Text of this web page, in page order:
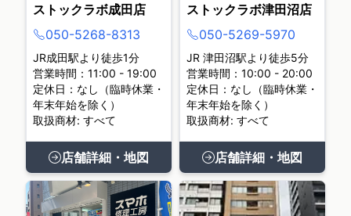
ストックラボ成田店
050-5268-8313
JR成田駅より徒歩1分
営業時間：11:00 - 19:00
定休日：なし（臨時休業・
年末年始を除く）
取扱商材: すべて
店舗詳細・地図
ストックラボ津田沼店
050-5269-5970
JR 津田沼駅より徒歩5分
営業時間：10:00 - 20:00
定休日：なし（臨時休業・
年末年始を除く）
取扱商材: すべて
店舗詳細・地図